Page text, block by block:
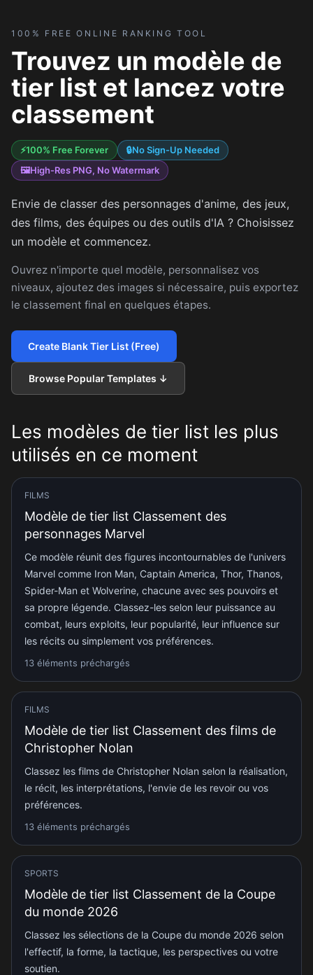
100% FREE ONLINE RANKING TOOL
Trouvez un modèle de
tier list et lancez votre
classement
⚡100% Free Forever 🔒No Sign-Up Needed
🖼High-Res PNG, No Watermark
Envie de classer des personnages d'anime, des jeux,
des films, des équipes ou des outils d'IA ? Choisissez
un modèle et commencez.
Ouvrez n'importe quel modèle, personnalisez vos
niveaux, ajoutez des images si nécessaire, puis exportez
le classement final en quelques étapes.
Create Blank Tier List (Free)
Browse Popular Templates ↓
Les modèles de tier list les plus
utilisés en ce moment
FILMS
Modèle de tier list Classement des
personnages Marvel
Ce modèle réunit des figures incontournables de l'univers
Marvel comme Iron Man, Captain America, Thor, Thanos,
Spider-Man et Wolverine, chacune avec ses pouvoirs et
sa propre légende. Classez-les selon leur puissance au
combat, leurs exploits, leur popularité, leur influence sur
les récits ou simplement vos préférences.
13 éléments préchargés
FILMS
Modèle de tier list Classement des films de
Christopher Nolan
Classez les films de Christopher Nolan selon la réalisation,
le récit, les interprétations, l'envie de les revoir ou vos
préférences.
13 éléments préchargés
SPORTS
Modèle de tier list Classement de la Coupe
du monde 2026
Classez les sélections de la Coupe du monde 2026 selon
l'effectif, la forme, la tactique, les perspectives ou votre
soutien.